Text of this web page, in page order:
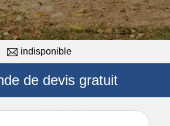
indisponible
de devis gratuit